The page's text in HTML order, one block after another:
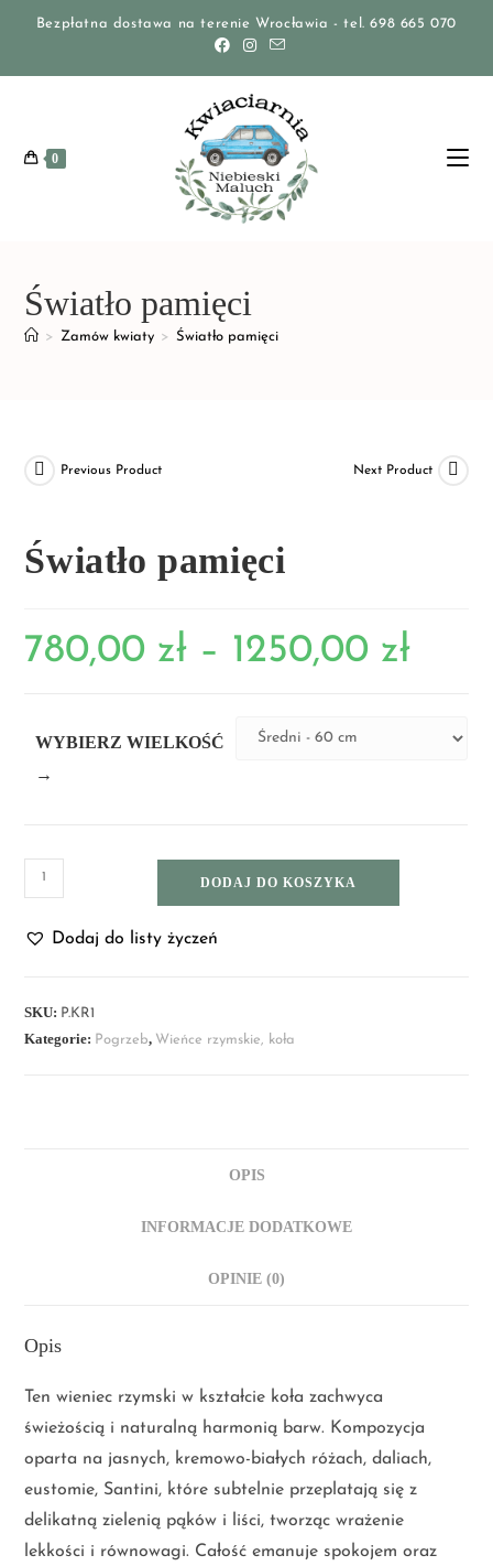
Bezpłatna dostawa na terenie Wrocławia - tel. 698 665 070
0
Światło pamięci
> Zamów kwiaty > Światło pamięci
Previous Product Next Product
Światło pamięci
780,00 zł – 1250,00 zł
WYBIERZ WIELKOŚĆ
→
DODAJ DO KOSZYKA
Dodaj do listy życzeń
SKU: P.KR1
Kategorie: Pogrzeb, Wieńce rzymskie, koła
OPIS
INFORMACJE DODATKOWE
OPINIE (0)
Opis
Ten wieniec rzymski w kształcie koła zachwyca
świeżością i naturalną harmonią barw. Kompozycja
oparta na jasnych, kremowo-białych różach, daliach,
eustomie, Santini, które subtelnie przeplatają się z
delikatną zielenią pąków i liści, tworząc wrażenie
lekkości i równowagi. Całość emanuje spokojem oraz